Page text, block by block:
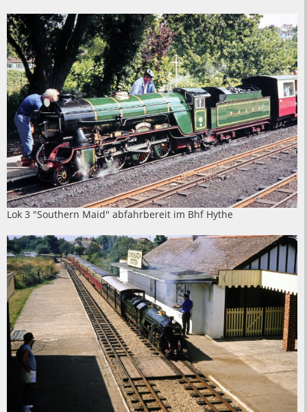
Lok 3 "Southern Maid" abfahrbereit im Bhf Hythe